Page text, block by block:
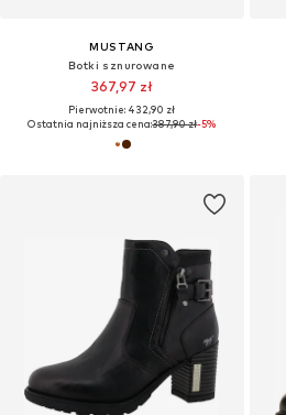
MUSTANG
Botki sznurowane
367,97 zł
Pierwotnie: 432,90 zł
Ostatnia najniższa cena:387,90 zł-5%